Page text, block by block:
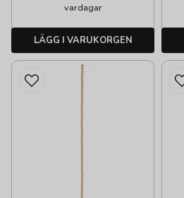
vardagar
LÄGG I VARUKORGEN